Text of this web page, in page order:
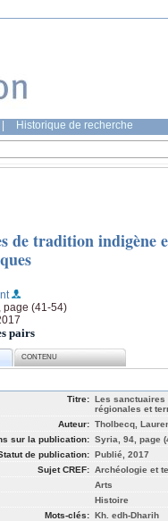
Historique de recherche
de tradition indigène
page (41-54)
pairs
CONTENU
Titre: Les sanctuaires
régionales et
Auteur: Tholbecq,
sur la publication: Syria, 94, page
de publication: Publié, 2017
Sujet CREF: Archéologie et
Arts
Histoire
Mots-clés: Kh. edh-Dharih